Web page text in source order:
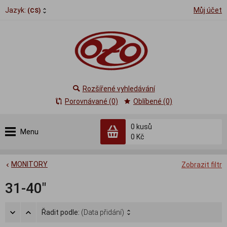
Jazyk: (CS) Můj účet
Menu
0 kusů
0 Kč
Rozšířené vyhledávání
Porovnávané (0)
Oblíbené (0)
Zobrazit filtr
MONITORY
31-40"
Řadit podle: (Data přidání)